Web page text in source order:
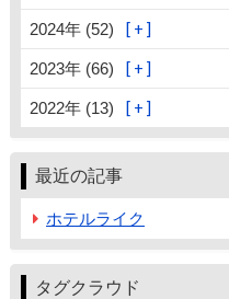
2024年 (52)
2023年 (66)
2022年 (13)
最近の記事
ホテルライク
タグクラウド